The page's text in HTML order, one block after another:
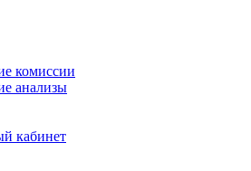
комиссии
анализы
кабинет